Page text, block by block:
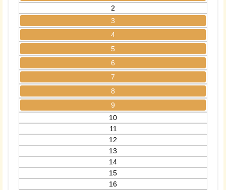
2
3
4
5
6
7
8
9
10
11
12
13
14
15
16